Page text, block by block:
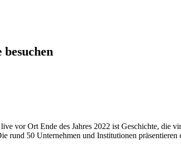
vor Ort Ende des Jahres 2022 ist Geschichte, die
rund 50 Unternehmen und Institutionen